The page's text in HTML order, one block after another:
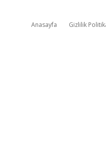
Anasayfa Gizlilik